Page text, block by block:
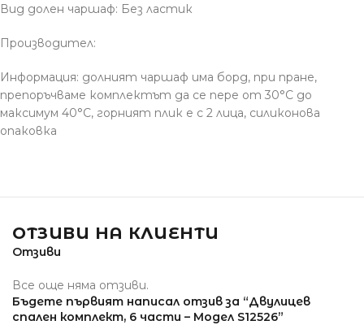
Вид долен чаршаф: Без ластик
Производител:
Информация: долният чаршаф има борд, при пране,
препоръчваме комплектът да се пере от 30°С до
максимум 40°С, горният плик е с 2 лица, силиконова
опаковка
ОТЗИВИ НА КЛИЕНТИ
Отзиви
Все още няма отзиви.
Бъдете първият написал отзив за “Двулицев
спален комплект, 6 части – Модел S12526”